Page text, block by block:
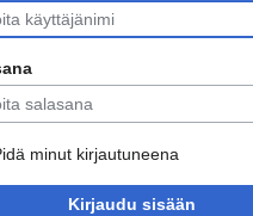
minut kirjautuneena
Kirjaudu sisään